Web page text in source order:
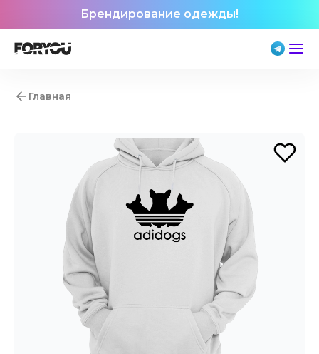
Брендирование одежды!
Главная